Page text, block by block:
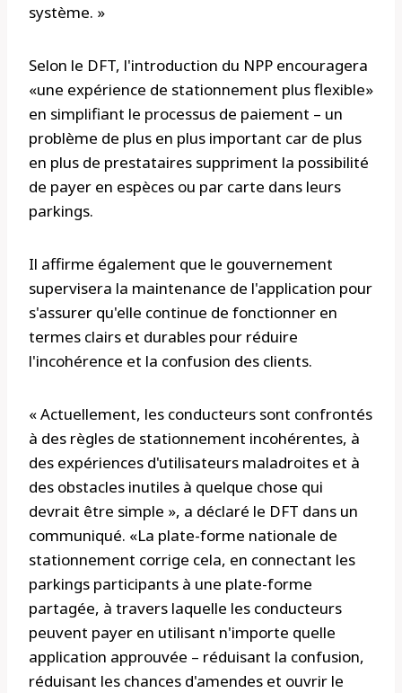
système. »
Selon le DFT, l'introduction du NPP encouragera
«une expérience de stationnement plus flexible»
en simplifiant le processus de paiement – un
problème de plus en plus important car de plus
en plus de prestataires suppriment la possibilité
de payer en espèces ou par carte dans leurs
parkings.
Il affirme également que le gouvernement
supervisera la maintenance de l'application pour
s'assurer qu'elle continue de fonctionner en
termes clairs et durables pour réduire
l'incohérence et la confusion des clients.
« Actuellement, les conducteurs sont confrontés
à des règles de stationnement incohérentes, à
des expériences d'utilisateurs maladroites et à
des obstacles inutiles à quelque chose qui
devrait être simple », a déclaré le DFT dans un
communiqué. «La plate-forme nationale de
stationnement corrige cela, en connectant les
parkings participants à une plate-forme
partagée, à travers laquelle les conducteurs
peuvent payer en utilisant n'importe quelle
application approuvée – réduisant la confusion,
réduisant les chances d'amendes et ouvrir le